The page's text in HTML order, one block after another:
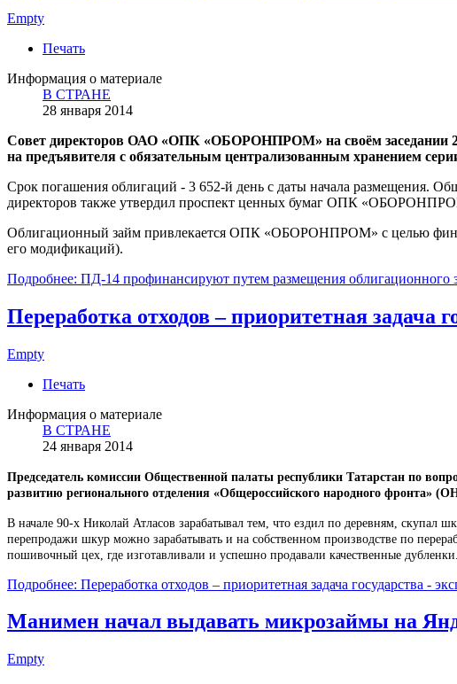
Empty
Печать
Информация о материале
В СТРАНЕ
28 января 2014
Совет директоров ОАО «ОПК «ОБОРОНПРОМ» на своём заседании
на предъявителя с обязательным централизованным хранением
Срок погашения облигаций - 3 652-й день с даты начала размещения.
директоров также утвердил проспект ценных бумаг ОПК
Облигационный займ привлекается ОПК «ОБОРОНПРОМ» с целью
его модификаций).
Подробнее: ПД-14 профинансируют путем размещения облигационного
Переработка отходов – приоритетная задача
Empty
Печать
Информация о материале
В СТРАНЕ
24 января 2014
Председатель комиссии Общественной палаты республики Татарстан по
развитию регионального отделения «Общероссийского народного фронта»
В начале 90-х Николай Атласов зарабатывал тем, что ездил по деревням, скупал
перепродажи шкур можно зарабатывать и на собственном производстве по
пошивочный цех, где изготавливали и успешно продавали качественные дубленки.
Подробнее: Переработка отходов – приоритетная задача государства -
Манимен начал выдавать микрозаймы на
Empty